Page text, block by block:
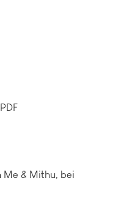
Me & Mithu, bei